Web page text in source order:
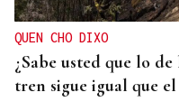
QUEN CHO DIXO
¿Sabe usted que lo
tren sigue igual que el